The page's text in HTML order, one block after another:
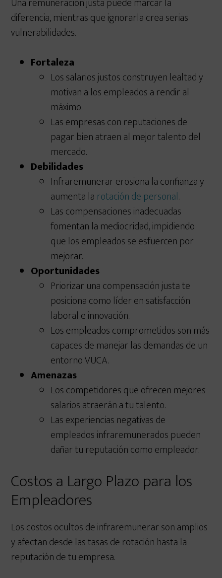
diferencia, mientras que ignorarla crea serias
vulnerabilidades.
Fortaleza
Los salarios justos construyen lealtad y
motivan a los empleados a rendir al
máximo.
Las empresas con reputaciones de
pagar bien atraen al mejor talento del
mercado.
Debilidades
Infraremunerar erosiona la confianza y
aumenta la rotación de personal.
Las compensaciones inadecuadas
fomentan la mediocridad, impidiendo
que los empleados se esfuercen por
mejorar.
Oportunidades
Priorizar una compensación justa te
posiciona como líder en satisfacción
laboral e innovación.
Los empleados comprometidos son más
capaces de manejar las demandas de un
entorno VUCA.
Amenazas
Los competidores que ofrecen mejores
salarios atraerán a tu talento.
Las experiencias negativas de
empleados infraremunerados pueden
dañar tu reputación como empleador.
Costos a Largo Plazo para los
Empleadores
Los costos ocultos de infraremunerar son amplios
y afectan desde las tasas de rotación hasta la
reputación de tu empresa.